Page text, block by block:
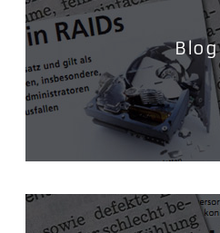
Blog